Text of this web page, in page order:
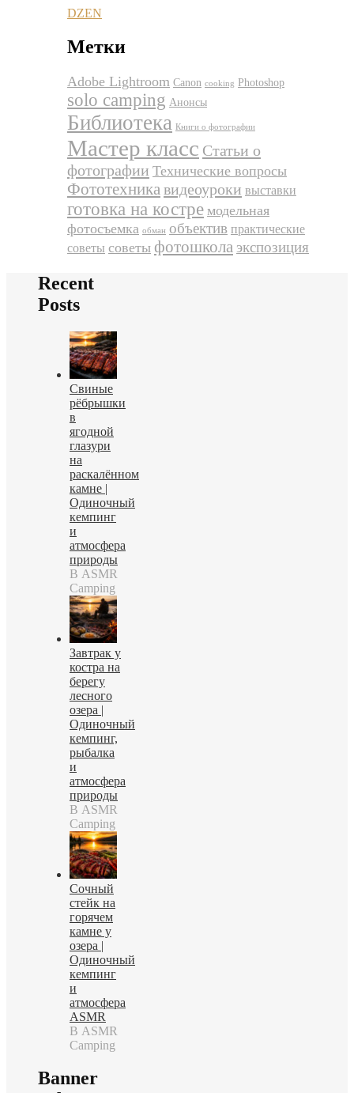
DZEN
Метки
Adobe Lightroom Canon cooking Photoshop
solo camping Анонсы
Библиотека Книги о фотографии
Мастер класс Статьи о
фотографии Технические вопросы
Фототехника видеоуроки выставки
готовка на костре модельная
фотосъемка обман объектив практические
советы советы фотошкола экспозиция
Recent
Posts
Свиные
рёбрышки
в
ягодной
глазури
на
раскалённом
камне |
Одиночный
кемпинг
и
атмосфера
природы
В ASMR
Camping
Завтрак у
костра на
берегу
лесного
озера |
Одиночный
кемпинг,
рыбалка
и
атмосфера
природы
В ASMR
Camping
Сочный
стейк на
горячем
камне у
озера |
Одиночный
кемпинг
и
атмосфера
ASMR
В ASMR
Camping
Banner